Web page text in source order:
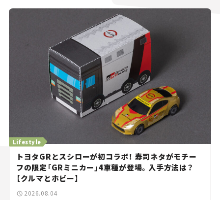
Lifestyle
トヨタGRとスシローが初コラボ！ 寿司ネタがモチー
フの限定「GRミニカー」4車種が登場。入手方法は？
【クルマとホビー】
2026.08.04